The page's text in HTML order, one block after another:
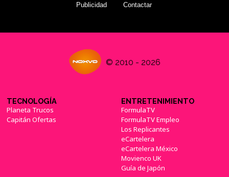
Publicidad Contactar
© 2010 - 2026
TECNOLOGÍA
Planeta Trucos
Capitán Ofertas
ENTRETENIMIENTO
FormulaTV
FormulaTV Empleo
Los Replicantes
eCartelera
eCartelera México
Movienco UK
Guía de Japón